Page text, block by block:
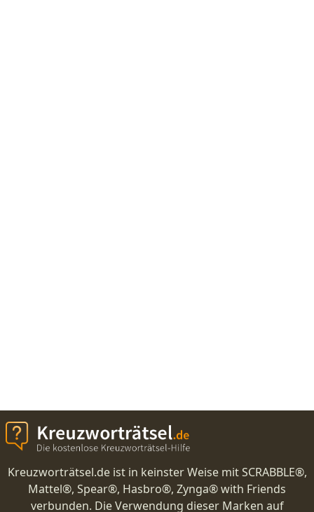
Kreuzworträtsel.de ist in keinster Weise mit SCRABBLE®,
Mattel®, Spear®, Hasbro®, Zynga® with Friends
verbunden. Die Verwendung dieser Marken auf